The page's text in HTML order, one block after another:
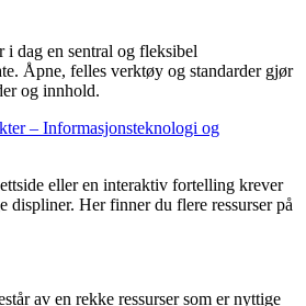
i dag en sentral og fleksibel
Åpne, felles verktøy og standarder gjør
og innhold.
– Informasjonsteknologi og
eller en interaktiv fortelling krever
displiner. Her finner du flere ressurser på
av en rekke ressurser som er nyttige